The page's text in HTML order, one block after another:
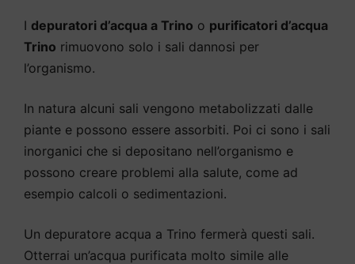
I depuratori d’acqua a Trino o purificatori d’acqua
Trino rimuovono solo i sali dannosi per
l’organismo.
In natura alcuni sali vengono metabolizzati dalle
piante e possono essere assorbiti. Poi ci sono i sali
inorganici che si depositano nell’organismo e
possono creare problemi alla salute, come ad
esempio calcoli o sedimentazioni.
Un depuratore acqua a Trino fermerà questi sali.
Otterrai un’acqua purificata molto simile alle